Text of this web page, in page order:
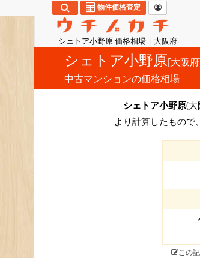
シェトア小野原 価格相場 | 大阪府
物件価格査定
シェトア小野原[大阪
中古マンションの価格相場
シェトア小野原(大
より計算したもので
この